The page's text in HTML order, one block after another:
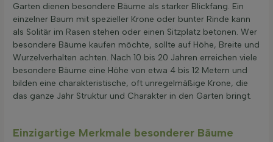
Garten dienen besondere Bäume als starker Blickfang. Ein
einzelner Baum mit spezieller Krone oder bunter Rinde kann
als Solitär im Rasen stehen oder einen Sitzplatz betonen. Wer
besondere Bäume kaufen möchte, sollte auf Höhe, Breite und
Wurzelverhalten achten. Nach 10 bis 20 Jahren erreichen viele
besondere Bäume eine Höhe von etwa 4 bis 12 Metern und
bilden eine charakteristische, oft unregelmäßige Krone, die
das ganze Jahr Struktur und Charakter in den Garten bringt.
Einzigartige Merkmale besonderer Bäume